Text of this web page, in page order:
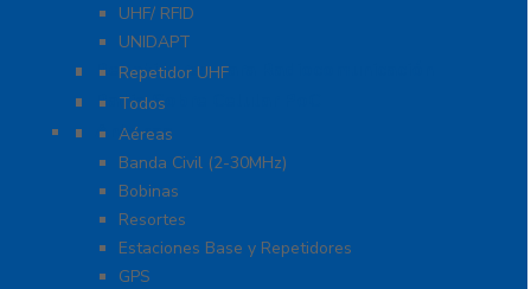
UHF/ RFID
UNIDAPT
Repetidores para Radiocomunicación
Repetidor UHF
Radio Sobre Celular PoC
Todos
Antenas
Aéreas
Banda Civil (2-30MHz)
Bobinas
Resortes
Estaciones Base y Repetidores
GPS